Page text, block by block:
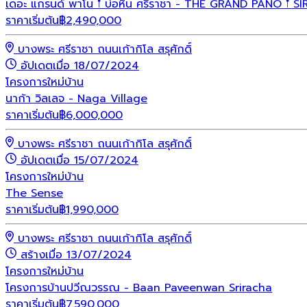
เดอะ แกรนด์ พาโน 𖡡 บ่อหิน ศรีราชา - THE GRAND PANO 𖡡
ราคาเริ่มต้น฿2,490,000
บางพระ ศรีราชา ถนนเก้ากิโล สรุศักดิ์
อัปเดตเมื่อ 18/07/2024
โครงการใหม่บ้าน
นาก้า วิลเลจ - Naga Village
ราคาเริ่มต้น฿6,000,000
บางพระ ศรีราชา ถนนเก้ากิโล สรุศักดิ์
อัปเดตเมื่อ 15/07/2024
โครงการใหม่บ้าน
The Sense
ราคาเริ่มต้น฿1,990,000
บางพระ ศรีราชา ถนนเก้ากิโล สรุศักดิ์
สร้างเมื่อ 13/07/2024
โครงการใหม่บ้าน
โครงการบ้านปวีณวรรณ - Baan Paveenwan Sriracha